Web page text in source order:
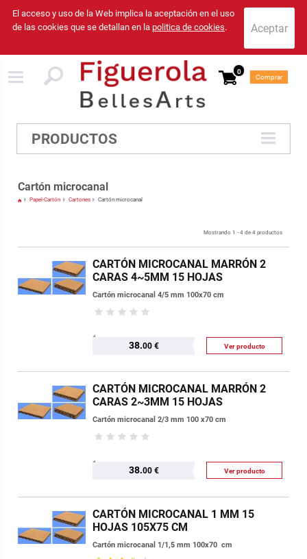
El acceso y uso de la Web implica la aceptación en el uso
de las cookies que se detallan en la politica de cookies.
0
Comprar
PRODUCTOS
Cartón microcanal
Papel-Cartón Cartones Cartón microcanal
Mostrando 1 - 4 de 4 productos
CARTÓN MICROCANAL MARRÓN 2
CARAS 4~5MM 15 HOJAS
Cartón microcanal 4/5 mm 100x70 cm
38.00 € Ver producto
CARTÓN MICROCANAL MARRÓN 2
CARAS 2~3MM 15 HOJAS
Cartón microcanal 2/3 mm 100 x70 cm
38.00 € Ver producto
CARTÓN MICROCANAL 1 MM 15
HOJAS 105X75 CM
Cartón microcanal 1/1,5 mm 100x70 cm